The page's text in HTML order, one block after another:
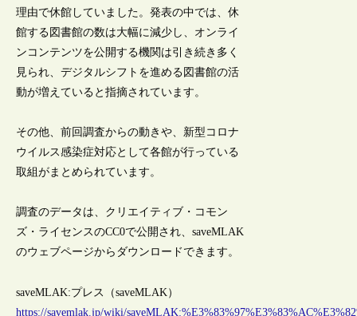
理由で休館していました。発表の中では、休
館する図書館の数は大幅に減少し、オンライ
ンコンテンツを公開する機関は引き続き多く
見られ、デジタルシフトを進める図書館の活
動が増えていると指摘されています。
その他、前回調査からの動きや、新型コロナ
ウイルス感染症対応として各館が行っている
取組がまとめられています。
調査のデータは、クリエイティブ・コモン
ズ・ライセンスのCC0で公開され、saveMLAK
のウェブページからダウンロードできます。
saveMLAK:プレス（saveMLAK）
https://savemlak.jp/wiki/